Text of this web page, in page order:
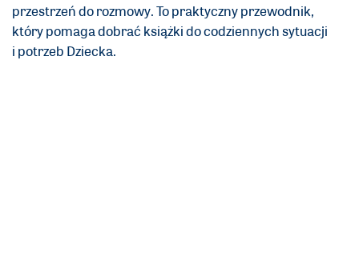
przestrzeń do rozmowy. To praktyczny przewodnik,
który pomaga dobrać książki do codziennych sytuacji
i potrzeb Dziecka.